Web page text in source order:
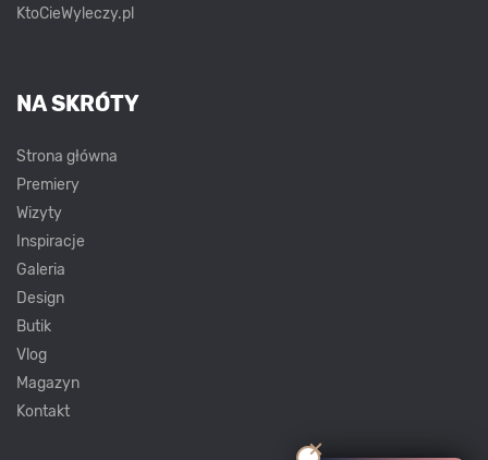
KtoCieWyleczy.pl
NA SKRÓTY
Strona główna
Premiery
Wizyty
Inspiracje
Galeria
Design
Butik
Vlog
Magazyn
Kontakt